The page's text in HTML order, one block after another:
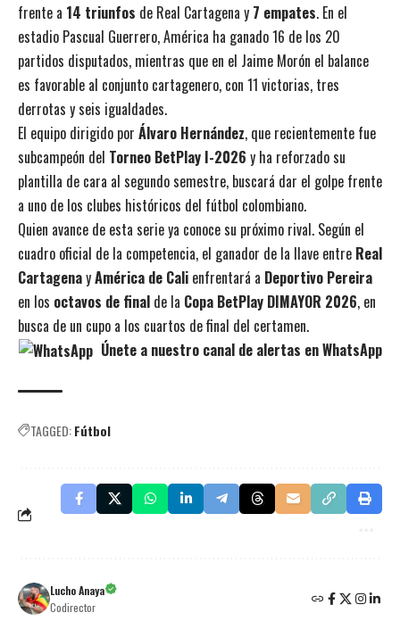
frente a 14 triunfos de Real Cartagena y 7 empates. En el
estadio Pascual Guerrero, América ha ganado 16 de los 20
partidos disputados, mientras que en el Jaime Morón el balance
es favorable al conjunto cartagenero, con 11 victorias, tres
derrotas y seis igualdades.
El equipo dirigido por Álvaro Hernández, que recientemente fue
subcampeón del Torneo BetPlay I-2026 y ha reforzado su
plantilla de cara al segundo semestre, buscará dar el golpe frente
a uno de los clubes históricos del fútbol colombiano.
Quien avance de esta serie ya conoce su próximo rival. Según el
cuadro oficial de la competencia, el ganador de la llave entre Real
CartagenayAmérica de Cali enfrentará a Deportivo Pereira
en los octavos de final de la Copa BetPlay DIMAYOR 2026, en
busca de un cupo a los cuartos de final del certamen.
Únete a nuestro canal de alertas en WhatsApp
TAGGED:Fútbol
Lucho Anaya
Codirector